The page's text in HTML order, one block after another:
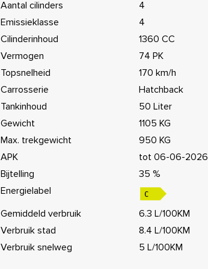
Aantal cilinders
4
Emissieklasse
4
Cilinderinhoud
1360 CC
Vermogen
74 PK
Topsnelheid
170 km/h
Carrosserie
Hatchback
Tankinhoud
50 Liter
Gewicht
1105 KG
Max. trekgewicht
950 KG
APK
tot 06-06-2026
Bijtelling
35 %
Energielabel
Gemiddeld verbruik
6.3 L/100KM
Verbruik stad
8.4 L/100KM
Verbruik snelweg
5 L/100KM